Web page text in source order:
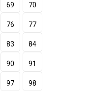
69 70
76 77
83 84
90 91
97 98